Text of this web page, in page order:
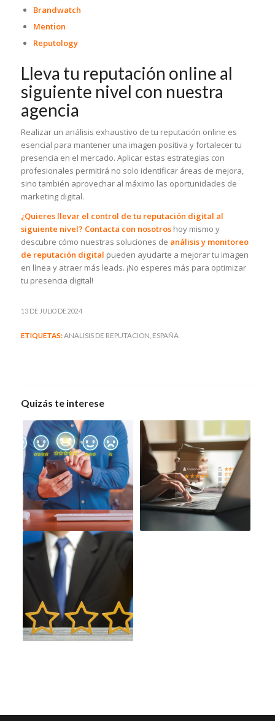
Brandwatch
Mention
Reputology
Lleva tu reputación online al
siguiente nivel con nuestra
agencia
Realizar un análisis exhaustivo de tu reputación online es
esencial para mantener una imagen positiva y fortalecer tu
presencia en el mercado. Aplicar estas estrategias con
profesionales permitirá no solo identificar áreas de mejora,
sino también aprovechar al máximo las oportunidades de
marketing digital.
¿Quieres llevar el control de tu reputación digital al
siguiente nivel? Contacta con nosotroshoy mismo y
descubre cómo nuestras soluciones de análisis y monitoreo
de reputación digital pueden ayudarte a mejorar tu imagen
en línea y atraer más leads. ¡No esperes más para optimizar
tu presencia digital!
13 DE JULIO DE 2024
ETIQUETAS:ANALISIS DE REPUTACION ESPAÑA
Quizás te interese